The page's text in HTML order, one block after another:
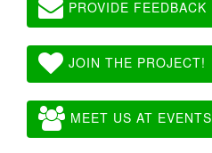
PROVIDE FEEDBACK
JOIN THE PROJECT!
MEET US AT EVENTS